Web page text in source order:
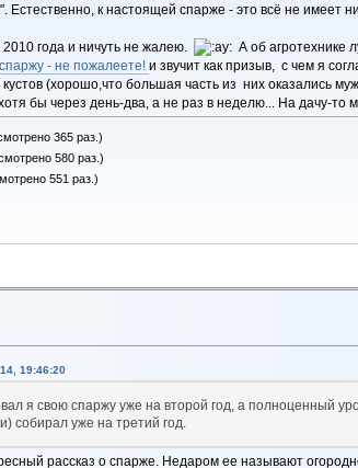
Естественно, к настоящей спарже - это всё не имеет
года и ничуть не жалею.
А об агротехнике
- не пожалеете! и звучит как призыв, с чем я
(хорошо,что большая часть из них оказались
бы через день-два, а не раз в неделю... На дачу-
365 раз.)
580 раз.)
551 раз.)
19:46:20
я свою спаржу уже на второй год, а полноценный
собирал уже на третий год.
рассказ о спарже. Недаром ее называют